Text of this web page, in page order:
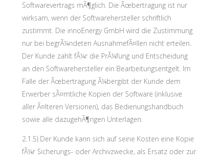
Softwarevertrags mÃ¶glich. Die Ãœbertragung ist nur
wirksam, wenn der Softwarehersteller schriftlich
zustimmt. Die innoEnergy GmbH wird die Zustimmung
nur bei begrÃ¼ndeten AusnahmefÃ¤llen nicht erteilen.
Der Kunde zahlt fÃ¼r die PrÃ¼fung und Entscheidung
an den Softwarehersteller ein Bearbeitungsentgelt. Im
Falle der Ãœbertragung Ã¼bergibt der Kunde dem
Erwerber sÃ¤mtliche Kopien der Software (inklusive
aller Ã¤lteren Versionen), das Bedienungshandbuch
sowie alle dazugehÃ¶rigen Unterlagen.
2.1.5) Der Kunde kann sich auf seine Kosten eine Kopie
fÃ¼r Sicherungs- oder Archivzwecke, als Ersatz oder zur